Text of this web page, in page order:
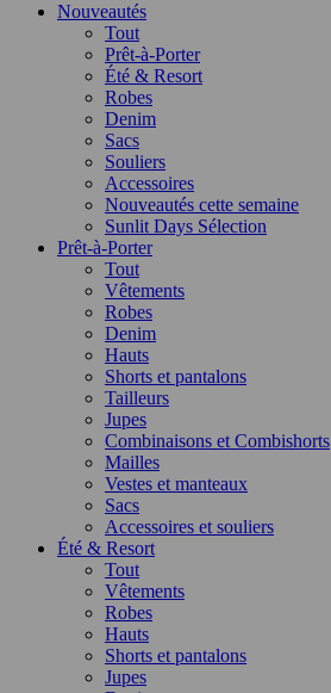
Nouveautés
Tout
Prêt-à-Porter
Été & Resort
Robes
Denim
Sacs
Souliers
Accessoires
Nouveautés cette semaine
Sunlit Days Sélection
Prêt-à-Porter
Tout
Vêtements
Robes
Denim
Hauts
Shorts et pantalons
Tailleurs
Jupes
Combinaisons et Combishorts
Mailles
Vestes et manteaux
Sacs
Accessoires et souliers
Été & Resort
Tout
Vêtements
Robes
Hauts
Shorts et pantalons
Jupes